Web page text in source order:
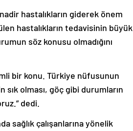
hastalıkların giderek önem
hastalıkların tedavisinin büyük
söz konusu olmadığını
bir konu. Türkiye nüfusunun
olması, göç gibi durumların
dedi.
sağlık çalışanlarına yönelik